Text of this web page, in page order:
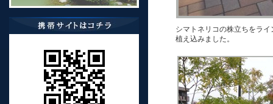
シマトネリコの株立ちをラ
植え込みました。